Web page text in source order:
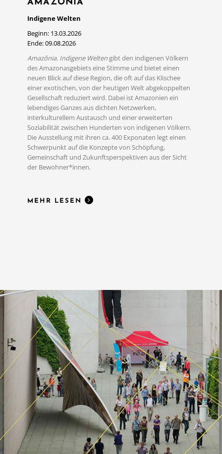
AMAZÔNIA
Indigene Welten
Beginn: 13.03.2026
Ende: 09.08.2026
Amazônia. Indigene Weltengibt den indigenen Völkern
des Amazonasgebiets eine Stimme und bietet einen
neuen Blick auf diese Region, die oft auf das Klischee
einer exotischen, von der heutigen Welt abgekoppelten
Gesellschaft reduziert wird. Dabei ist Amazonien ein
lebendiges Ganzes aus dichten Netzwerken,
interkulturellem Austausch und einer erweiterten
Soziabilität zwischen Hunderten von indigenen Völkern.
Die Ausstellung mit ihren ca. 400 Exponaten legt einen
Schwerpunkt auf die Konzepte von Schöpfung,
Gemeinschaft und Zukunftsperspektiven aus der Sicht
der Bewohner*innen.
MEHR LESEN
MEHR LESEN